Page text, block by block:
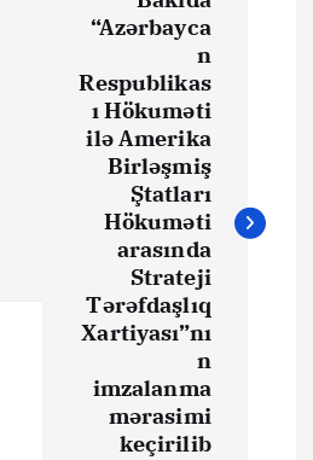
“Azərbayca
n
Respublikas
ı Hökuməti
ilə Amerika
Birləşmiş
Ştatları
Hökuməti
arasında
Strateji
Tərəfdaşlıq
Xartiyası”nı
n
imzalanma
mərasimi
keçirilib